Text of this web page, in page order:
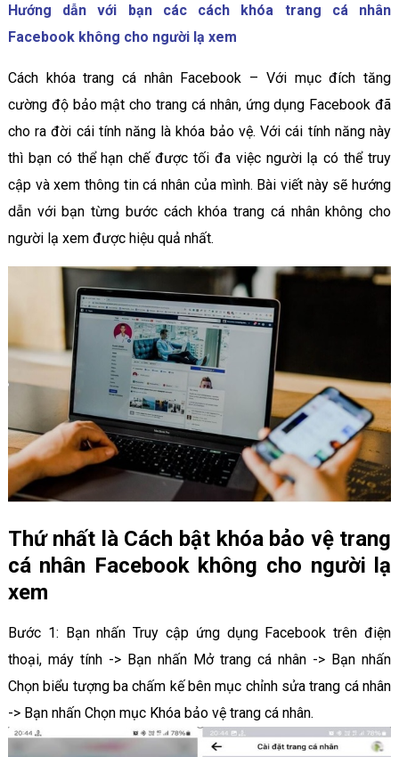
Hướng dẫn với bạn các cách khóa trang cá nhân
Facebook không cho người lạ xem
Cách khóa trang cá nhân Facebook – Với mục đích tăng
cường độ bảo mật cho trang cá nhân, ứng dụng Facebook đã
cho ra đời cái tính năng là khóa bảo vệ. Với cái tính năng này
thì bạn có thể hạn chế được tối đa việc người lạ có thể truy
cập và xem thông tin cá nhân của mình. Bài viết này sẽ hướng
dẫn với bạn từng bước cách khóa trang cá nhân không cho
người lạ xem được hiệu quả nhất.
Thứ nhất là Cách bật khóa bảo vệ trang
cá nhân Facebook không cho người lạ
xem
Bước 1: Bạn nhấn Truy cập ứng dụng Facebook trên điện
thoại, máy tính -> Bạn nhấn Mở trang cá nhân -> Bạn nhấn
Chọn biểu tượng ba chấm kế bên mục chỉnh sửa trang cá nhân
-> Bạn nhấn Chọn mục Khóa bảo vệ trang cá nhân.